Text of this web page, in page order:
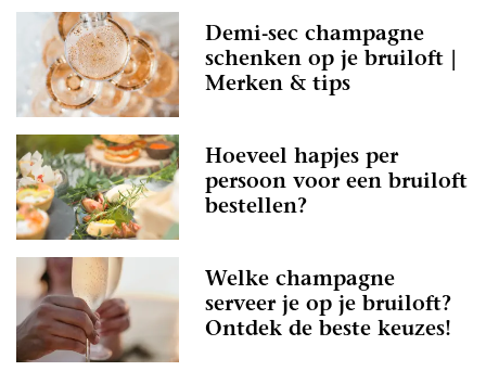
Demi-sec champagne
schenken op je bruiloft |
Merken & tips
Hoeveel hapjes per
persoon voor een bruiloft
bestellen?
Welke champagne
serveer je op je bruiloft?
Ontdek de beste keuzes!